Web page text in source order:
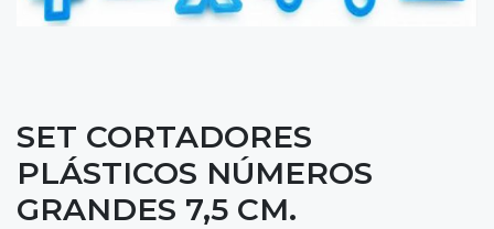
SET CORTADORES
PLÁSTICOS NÚMEROS
GRANDES 7,5 CM.